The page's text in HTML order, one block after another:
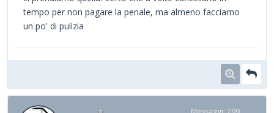
tempo per non pagare la penale, ma almeno facciamo
un po' di pulizia